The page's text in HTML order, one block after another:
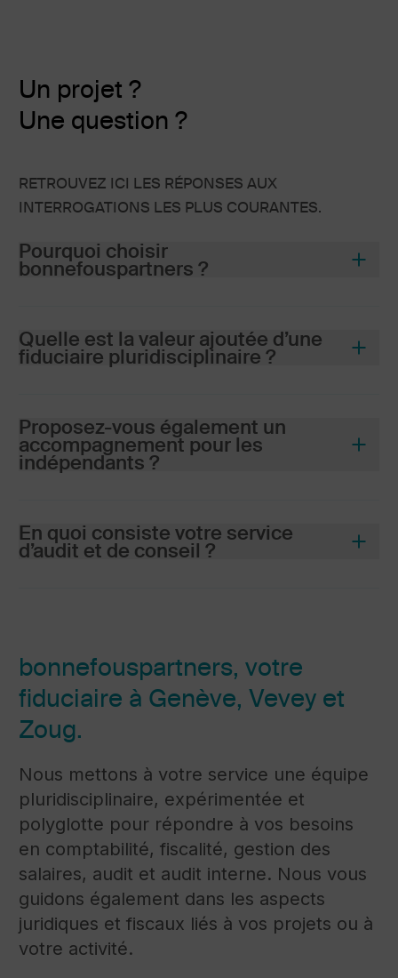
Un projet ?
Une question ?
RETROUVEZ ICI LES RÉPONSES AUX
INTERROGATIONS LES PLUS COURANTES.
Pourquoi choisir
bonnefouspartners ?
Quelle est la valeur ajoutée d’une
fiduciaire pluridisciplinaire ?
Proposez-vous également un
accompagnement pour les
indépendants ?
En quoi consiste votre service
d’audit et de conseil ?
bonnefouspartners, votre
fiduciaire à Genève, Vevey et
Zoug.
Nous mettons à votre service une équipe
pluridisciplinaire, expérimentée et
polyglotte pour répondre à vos besoins
en comptabilité, fiscalité, gestion des
salaires, audit et audit interne. Nous vous
guidons également dans les aspects
juridiques et fiscaux liés à vos projets ou à
votre activité.